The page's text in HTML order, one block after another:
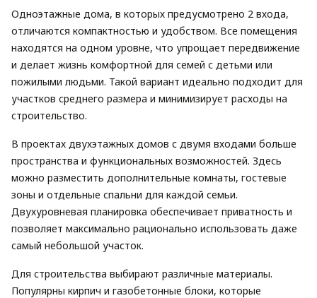
Одноэтажные дома, в которых предусмотрено 2 входа,
отличаются компактностью и удобством. Все помещения
находятся на одном уровне, что упрощает передвижение
и делает жизнь комфортной для семей с детьми или
пожилыми людьми. Такой вариант идеально подходит для
участков среднего размера и минимизирует расходы на
строительство.
В проектах двухэтажных домов с двумя входами больше
пространства и функциональных возможностей. Здесь
можно разместить дополнительные комнаты, гостевые
зоны и отдельные спальни для каждой семьи.
Двухуровневая планировка обеспечивает приватность и
позволяет максимально рационально использовать даже
самый небольшой участок.
Для строительства выбирают различные материалы.
Популярны кирпич и газобетонные блоки, которые